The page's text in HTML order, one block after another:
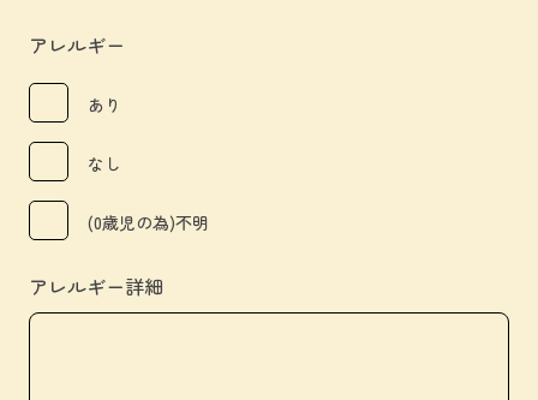
アレルギー
あり
なし
(0歳児の為)不明
アレルギー詳細